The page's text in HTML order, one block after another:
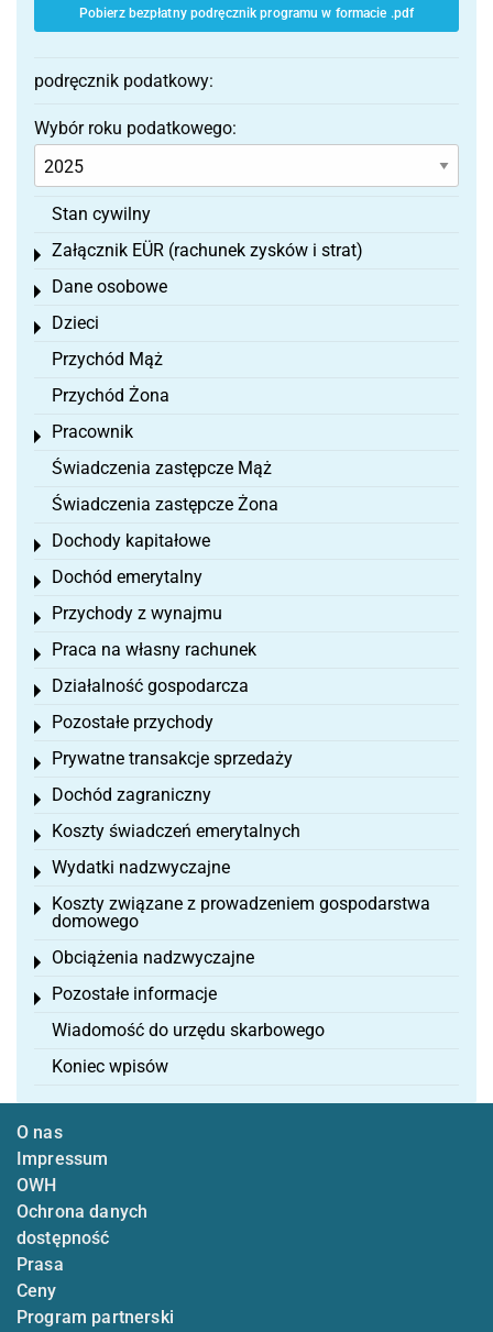
Pobierz bezpłatny podręcznik programu w formacie .pdf
podręcznik podatkowy:
Wybór roku podatkowego:
Stan cywilny
Załącznik EÜR (rachunek zysków i strat)
Toggle menu
Dane osobowe
Toggle menu
Dzieci
Toggle menu
Przychód Mąż
Przychód Żona
Pracownik
Toggle menu
Świadczenia zastępcze Mąż
Świadczenia zastępcze Żona
Dochody kapitałowe
Toggle menu
Dochód emerytalny
Toggle menu
Przychody z wynajmu
Toggle menu
Praca na własny rachunek
Toggle menu
Działalność gospodarcza
Toggle menu
Pozostałe przychody
Toggle menu
Prywatne transakcje sprzedaży
Toggle menu
Dochód zagraniczny
Toggle menu
Koszty świadczeń emerytalnych
Toggle menu
Wydatki nadzwyczajne
Toggle menu
Koszty związane z prowadzeniem gospodarstwa
domowego
Toggle menu
Obciążenia nadzwyczajne
Toggle menu
Pozostałe informacje
Toggle menu
Wiadomość do urzędu skarbowego
Koniec wpisów
O nas
Impressum
OWH
Ochrona danych
dostępność
Prasa
Ceny
Program partnerski